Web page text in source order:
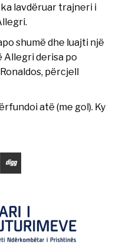
lavdëruar trajneri i
shumë dhe luajti një
Allegri derisa po
përcjell
atë (me gol). Ky